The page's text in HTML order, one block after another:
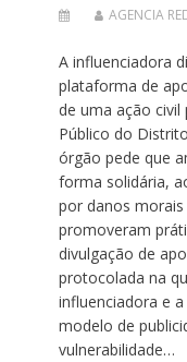
AGENCIA
A influenciadora
plataforma de
de uma ação
Público do
órgão pede que
forma solidária,
por danos
promoveram
divulgação de
protocolada na
influenciadora e
modelo de
vulnerabilidade…